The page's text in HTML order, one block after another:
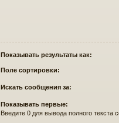
Показывать результаты как:
Поле сортировки:
Искать сообщения за:
Показывать первые:
Введите 0 для вывода полного текста